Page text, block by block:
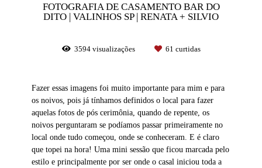
FOTOGRAFIA DE CASAMENTO BAR DO
DITO | VALINHOS SP | RENATA + SILVIO
3594visualizações 61 curtidas
Fazer essas imagens foi muito importante para mim e para
os noivos, pois já tínhamos definidos o local para fazer
aquelas fotos de pós cerimônia, quando de repente, os
noivos perguntaram se podíamos passar primeiramente no
local onde tudo começou, onde se conheceram. E é claro
que topei na hora! Uma mini sessão que ficou marcada pelo
estilo e principalmente por ser onde o casal iniciou toda a